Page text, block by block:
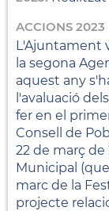
ACCIONS 2023
L'Ajuntament
la segona
aquest any
l'avaluació
fer en el
Consell de
22 de març de
Municipal
marc de la
projecte